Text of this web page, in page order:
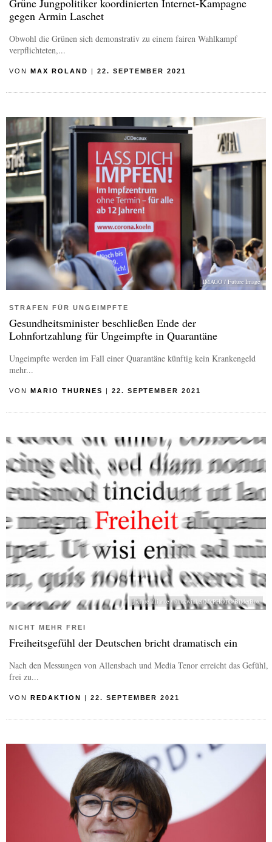
gegen Armin Laschet
Obwohl die Grünen sich demonstrativ zu einem fairen Wahlkampf
verpflichteten,...
VON MAX ROLAND | 22. SEPTEMBER 2021
IMAGO / Future Image
STRAFEN FÜR UNGEIMPFTE
Gesundheitsminister beschließen Ende der
Lohnfortzahlung für Ungeimpfte in Quarantäne
Ungeimpfte werden im Fall einer Quarantäne künftig kein Krankengeld
mehr...
VON MARIO THURNES | 22. SEPTEMBER 2021
picture alliance / blickwinkel/McPHOTO/BilderBox
NICHT MEHR FREI
Freiheitsgefühl der Deutschen bricht dramatisch ein
Nach den Messungen von Allensbach und Media Tenor erreicht das Gefühl,
frei zu...
VON REDAKTION 22. SEPTEMBER 2021